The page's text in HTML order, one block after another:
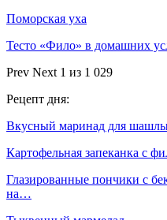
Поморская уха
Тесто «Фило» в домашних
Prev Next 1 из 1 029
Рецепт дня:
Вкусный маринад для
Картофельная запеканка с
Глазированные пончики с
на…